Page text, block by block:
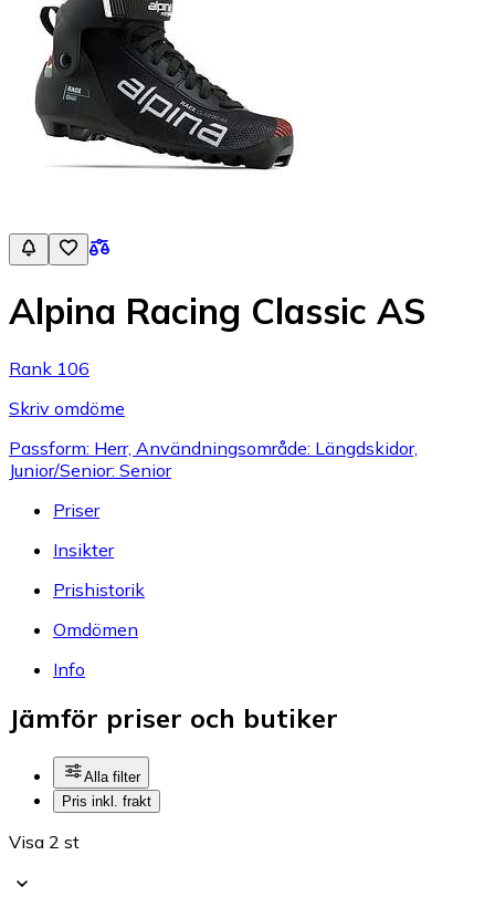
Alpina Racing Classic AS
Rank 106
Skriv omdöme
Passform: Herr, Användningsområde: Längdskidor,
Junior/Senior: Senior
Priser
Insikter
Prishistorik
Omdömen
Info
Jämför priser och butiker
Alla filter
Pris inkl. frakt
Visa 2 st